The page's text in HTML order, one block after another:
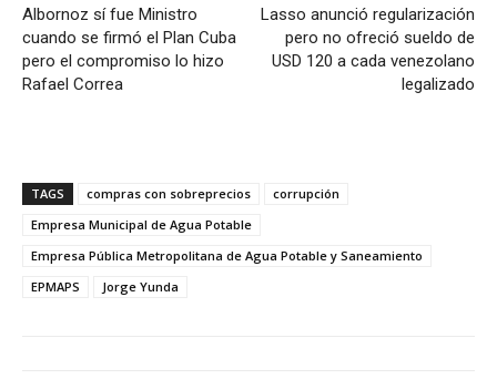
Albornoz sí fue Ministro
cuando se firmó el Plan Cuba
pero el compromiso lo hizo
Rafael Correa
Lasso anunció regularización
pero no ofreció sueldo de
USD 120 a cada venezolano
legalizado
TAGS compras con sobreprecios
corrupción
Empresa Municipal de Agua Potable
Empresa Pública Metropolitana de Agua Potable y Saneamiento
EPMAPS
Jorge Yunda